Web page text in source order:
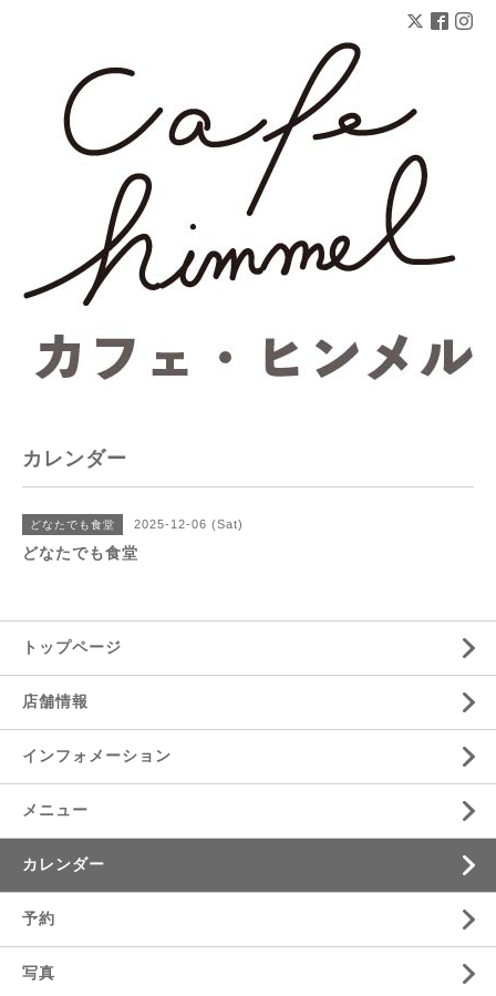
カレンダー
どなたでも食堂 2025-12-06 (Sat)
どなたでも食堂
トップページ
店舗情報
インフォメーション
メニュー
カレンダー
予約
写真